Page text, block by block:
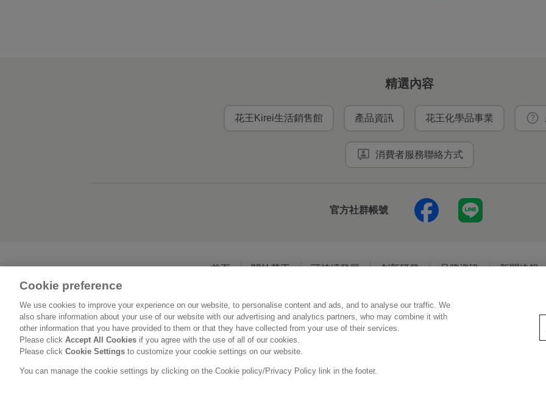
精選內容
花王Kirei生活銷售館 產品資訊 花王化學品事業
消費者服務聯絡方式
官方社群帳號
首頁 關於花王 可持續發展 創新研發 品牌資訊 新聞速報
使用規範 隱私保護 Social Media Policy
Copyright © Kao (Taiwan) Corporation. All rights reserved.
Cookie preference
We use cookies to improve your experience on our website, to personalise content and ads, and to analyse our traffic. We
also share information about your use of our website with our advertising and analytics partners, who may combine it with
other information that you have provided to them or that they have collected from your use of their services.
Please click Accept All Cookies if you agree with the use of all of our cookies.
Please click Cookie Settings to customize your cookie settings on our website.
You can manage the cookie settings by clicking on the Cookie policy/Privacy Policy link in the footer.